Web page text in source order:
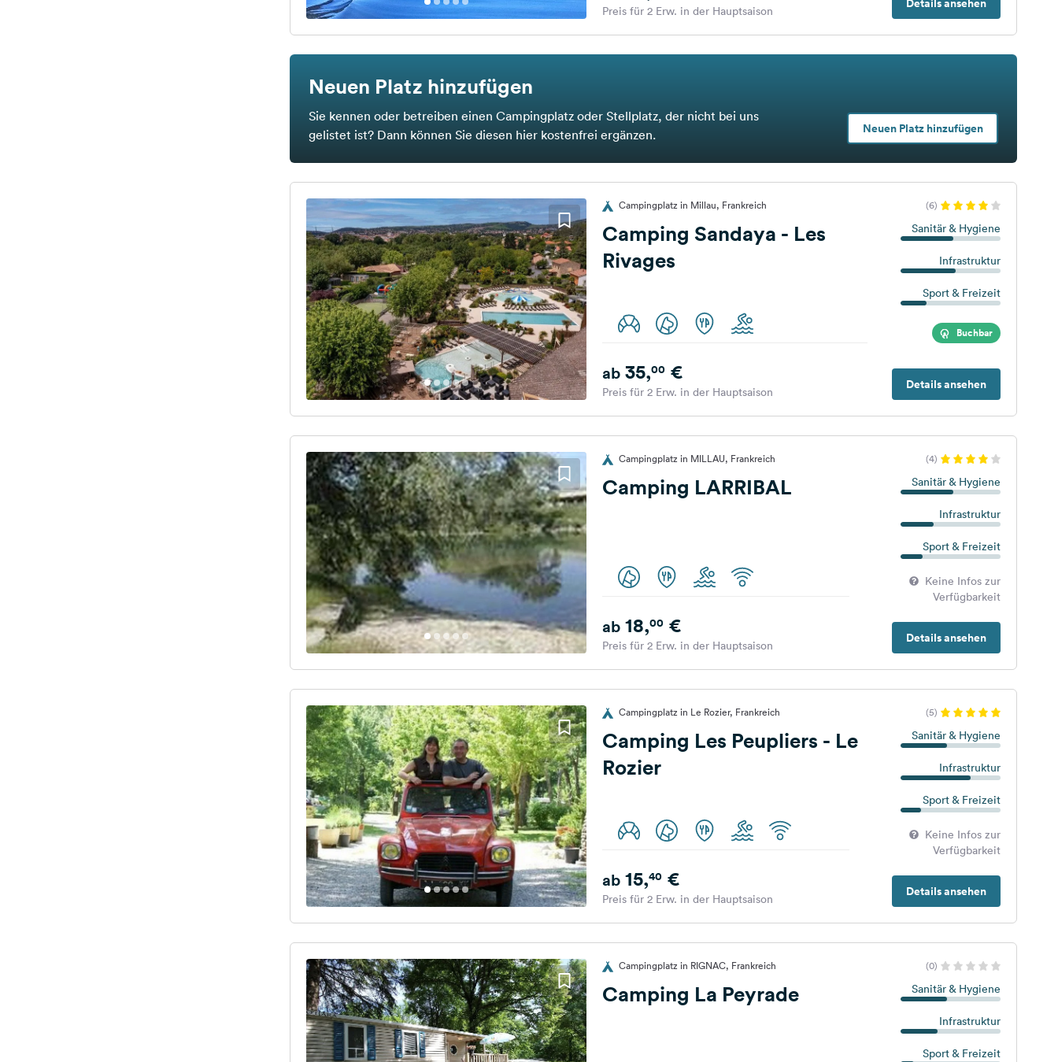
Details ansehen
Preis für 2 Erw. in der Hauptsaison
Neuen Platz hinzufügen
Sie kennen oder betreiben einen Campingplatz oder Stellplatz, der nicht bei uns
gelistet ist? Dann können Sie diesen hier kostenfrei ergänzen.
Neuen Platz hinzufügen
Campingplatz in Millau, Frankreich (6)
Camping Sandaya - Les
Rivages
Sanitär & Hygiene
Infrastruktur
Sport & Freizeit
Buchbar
Details ansehen
ab35,00€
Preis für 2 Erw. in der Hauptsaison
Campingplatz in MILLAU, Frankreich (4)
Camping LARRIBAL Sanitär & Hygiene
Infrastruktur
Sport & Freizeit
Keine Infos zur
Verfügbarkeit
Details ansehen
ab18,00€
Preis für 2 Erw. in der Hauptsaison
Campingplatz in Le Rozier, Frankreich (5)
Camping Les Peupliers - Le
Rozier
Sanitär & Hygiene
Infrastruktur
Sport & Freizeit
Keine Infos zur
Verfügbarkeit
Details ansehen
ab15,40€
Preis für 2 Erw. in der Hauptsaison
Campingplatz in RIGNAC, Frankreich (0)
Camping La Peyrade Sanitär & Hygiene
Infrastruktur
Sport & Freizeit